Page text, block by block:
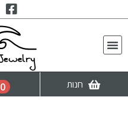
חנות 0